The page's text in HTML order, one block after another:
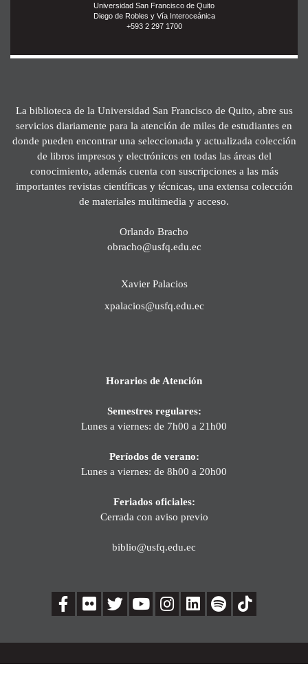
Universidad San Francisco de Quito
Diego de Robles y Vía Interoceánica
+593 2 297 1700
La biblioteca de la Universidad San Francisco de Quito, abre sus
servicios diariamente para la atención de miles de estudiantes en
donde pueden encontrar una seleccionada y actualizada colección
de libros impresos y electrónicos en todas las áreas del
conocimiento, además cuenta con suscripciones a las más
importantes revistas científicas y técnicas, una extensa colección
de materiales multimedia y acceso.
Orlando Bracho
obracho@usfq.edu.ec
Xavier Palacios
xpalacios@usfq.edu.ec
Horarios de Atención
Semestres regulares:
Lunes a viernes: de 7h00 a 21h00
Períodos de verano:
Lunes a viernes: de 8h00 a 20h00
Feriados oficiales:
Cerrada con aviso previo
biblio@usfq.edu.ec